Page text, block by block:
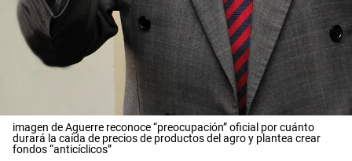
imagen de Aguerre reconoce “preocupación” oficial por cuánto
durará la caída de precios de productos del agro y plantea crear
fondos “anticíclicos”